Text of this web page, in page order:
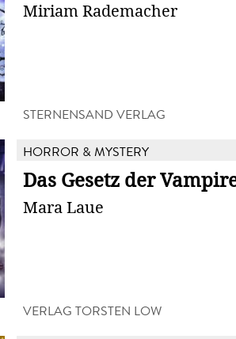
Miriam Rademacher
STERNENSAND VERLAG
HORROR & MYSTERY
Das Gesetz der
Mara Laue
VERLAG TORSTEN LOW